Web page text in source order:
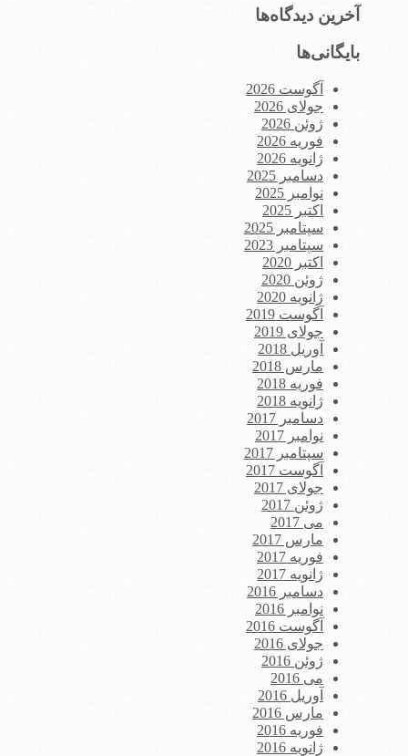
آخرین دیدگاه‌ها
بایگانی‌ها
آگوست 2026
جولای 2026
ژوئن 2026
فوریه 2026
ژانویه 2026
دسامبر 2025
نوامبر 2025
اکتبر 2025
سپتامبر 2025
سپتامبر 2023
اکتبر 2020
ژوئن 2020
ژانویه 2020
آگوست 2019
جولای 2019
آوریل 2018
مارس 2018
فوریه 2018
ژانویه 2018
دسامبر 2017
نوامبر 2017
سپتامبر 2017
آگوست 2017
جولای 2017
ژوئن 2017
می 2017
مارس 2017
فوریه 2017
ژانویه 2017
دسامبر 2016
نوامبر 2016
آگوست 2016
جولای 2016
ژوئن 2016
می 2016
آوریل 2016
مارس 2016
فوریه 2016
ژانویه 2016